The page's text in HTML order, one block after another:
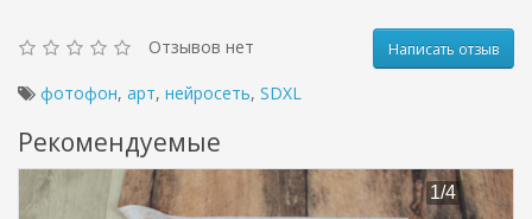
Отзывов нет Написать отзыв
фотофон, арт, нейросеть, SDXL
Рекомендуемые